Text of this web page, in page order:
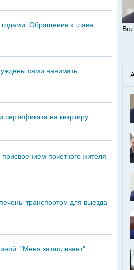
Обращение к главе
сами нанимать
сертификата на квартиру
почетного жителя
транспортом для выезда
"Меня затапливает"